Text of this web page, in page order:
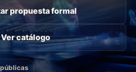
propuesta formal
Ver catálogo